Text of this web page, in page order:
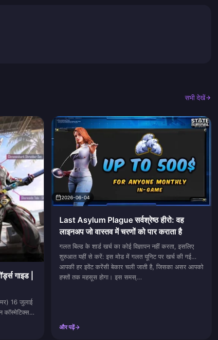
सभी देखें
गाइड |
16 जुलाई
और
हैं। इस
2026-06-04
Last Asylum Plague सर्वश्रेष्ठ हीरो: वह
लाइनअप जो वास्तव में चरणों को पार कराता है
गलत बिल्ड के शार्ड खर्च का कोई विज्ञापन नहीं करता, इसलिए
शुरुआत यहीं से करें: इस मोड में गलत यूनिट पर खर्च की गई
आपकी हर इवेंट करेंसी बेकार चली जाती है, जिसका असर आपको
हफ्तों तक महसूस होगा। इस समस्...
और पढ़ें